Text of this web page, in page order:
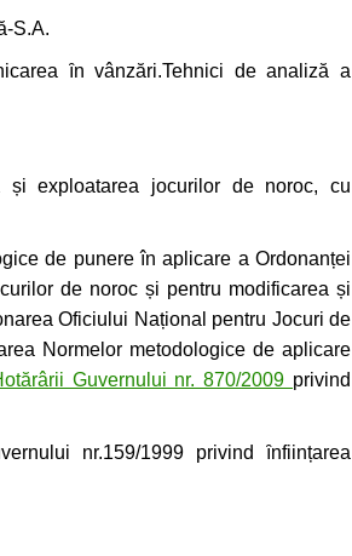
S.A.
ȋn vânzări.Tehnici de analiză a
și exploatarea jocurilor de noroc, cu
de punere în aplicare a Ordonanței
de noroc și pentru modificarea și
Oficiului Național pentru Jocuri de
Normelor metodologice de aplicare
Guvernului nr. 870/2009 privind
nr.159/1999 privind ȋnființarea